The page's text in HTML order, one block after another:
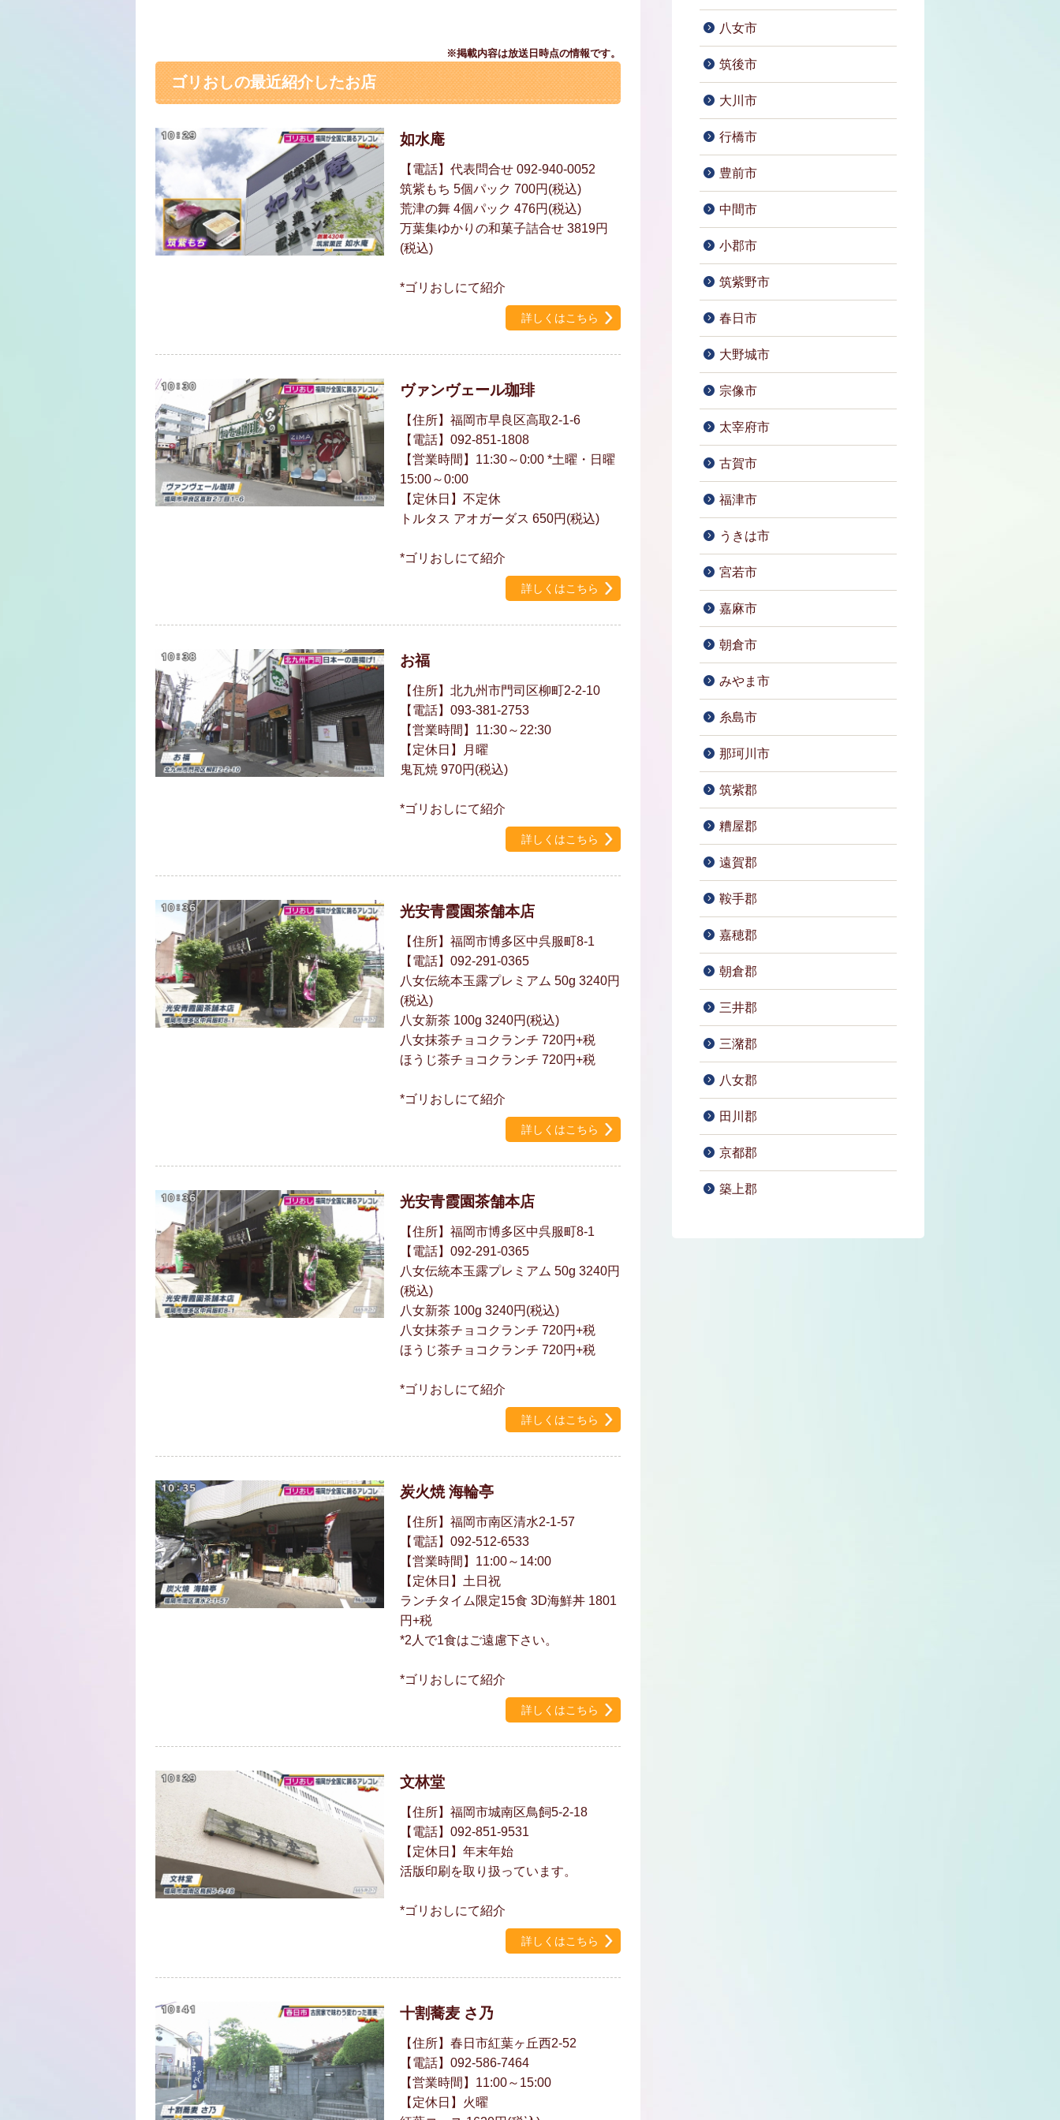
※掲載内容は放送日時点の情報です。
ゴリおしの最近紹介したお店
如水庵
【電話】代表問合せ 092-940-0052
筑紫もち 5個パック 700円(税込)
荒津の舞 4個パック 476円(税込)
万葉集ゆかりの和菓子詰合せ 3819円
(税込)
*ゴリおしにて紹介
詳しくはこちら
ヴァンヴェール珈琲
【住所】福岡市早良区高取2-1-6
【電話】092-851-1808
【営業時間】11:30～0:00 *土曜・日曜
15:00～0:00
【定休日】不定休
トルタス アオガーダス 650円(税込)
*ゴリおしにて紹介
詳しくはこちら
お福
【住所】北九州市門司区柳町2-2-10
【電話】093-381-2753
【営業時間】11:30～22:30
【定休日】月曜
鬼瓦焼 970円(税込)
*ゴリおしにて紹介
詳しくはこちら
光安青霞園茶舗本店
【住所】福岡市博多区中呉服町8-1
【電話】092-291-0365
八女伝統本玉露プレミアム 50g 3240円
(税込)
八女新茶 100g 3240円(税込)
八女抹茶チョコクランチ 720円+税
ほうじ茶チョコクランチ 720円+税
*ゴリおしにて紹介
詳しくはこちら
光安青霞園茶舗本店
【住所】福岡市博多区中呉服町8-1
【電話】092-291-0365
八女伝統本玉露プレミアム 50g 3240円
(税込)
八女新茶 100g 3240円(税込)
八女抹茶チョコクランチ 720円+税
ほうじ茶チョコクランチ 720円+税
*ゴリおしにて紹介
詳しくはこちら
炭火焼 海輪亭
【住所】福岡市南区清水2-1-57
【電話】092-512-6533
【営業時間】11:00～14:00
【定休日】土日祝
ランチタイム限定15食 3D海鮮丼 1801
円+税
*2人で1食はご遠慮下さい。
*ゴリおしにて紹介
詳しくはこちら
文林堂
【住所】福岡市城南区鳥飼5-2-18
【電話】092-851-9531
【定休日】年末年始
活版印刷を取り扱っています。
*ゴリおしにて紹介
詳しくはこちら
十割蕎麦 さ乃
【住所】春日市紅葉ヶ丘西2-52
【電話】092-586-7464
【営業時間】11:00～15:00
【定休日】火曜
八女市
筑後市
大川市
行橋市
豊前市
中間市
小郡市
筑紫野市
春日市
大野城市
宗像市
太宰府市
古賀市
福津市
うきは市
宮若市
嘉麻市
朝倉市
みやま市
糸島市
那珂川市
筑紫郡
糟屋郡
遠賀郡
鞍手郡
嘉穂郡
朝倉郡
三井郡
三潴郡
八女郡
田川郡
京都郡
築上郡